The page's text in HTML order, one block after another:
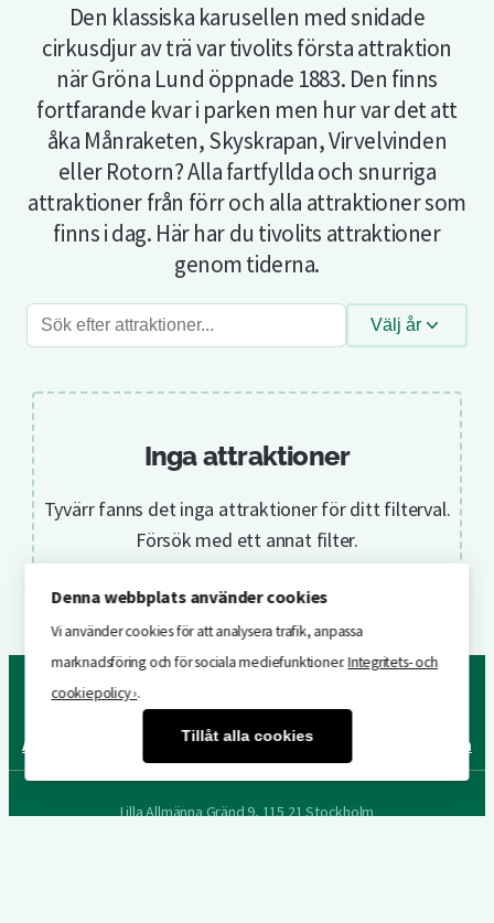
Den klassiska karusellen med snidade
cirkusdjur av trä var tivolits första attraktion
när Gröna Lund öppnade 1883. Den finns
fortfarande kvar i parken men hur var det att
åka Månraketen, Skyskrapan, Virvelvinden
eller Rotorn? Alla fartfyllda och snurriga
attraktioner från förr och alla attraktioner som
finns i dag. Här har du tivolits attraktioner
genom tiderna.
Sök
efter
Välj år
Inga attraktioner
Tyvärr fanns det inga attraktioner för ditt filterval.
Försök med ett annat filter.
Attraktioner UnderhållningÅr för årByggnader & områden
Lilla Allmänna Gränd 9, 115 21 Stockholm
Denna webbplats använder cookies
Vi använder cookies för att analysera trafik, anpassa
marknadsföring och för sociala mediefunktioner.Integritets- och
cookiepolicy ›.
Tillåt alla cookies